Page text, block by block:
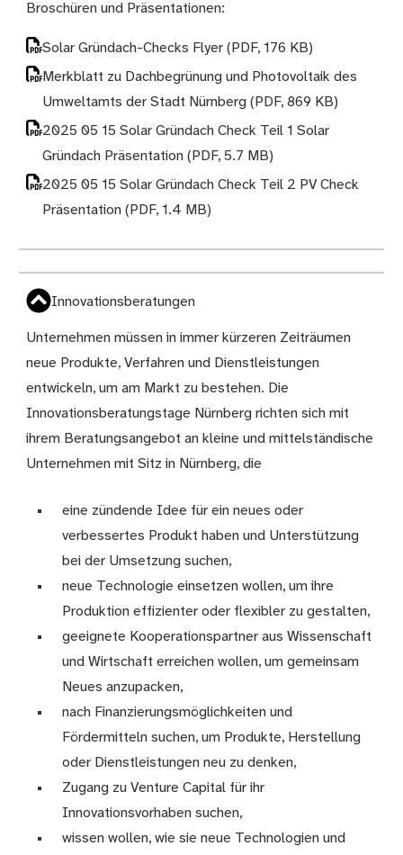
Broschüren und Präsentationen:
Solar Gründach-Checks Flyer(PDF, 176 KB)
Merkblatt zu Dachbegrünung und Photovoltaik des
Umweltamts der Stadt Nürnberg(PDF, 869 KB)
2025 05 15 Solar Gründach Check Teil 1 Solar
Gründach Präsentation(PDF, 5.7 MB)
2025 05 15 Solar Gründach Check Teil 2 PV Check
Präsentation(PDF, 1.4 MB)
Innovationsberatungen
Unternehmen müssen in immer kürzeren Zeiträumen
neue Produkte, Verfahren und Dienstleistungen
entwickeln, um am Markt zu bestehen. Die
Innovationsberatungstage Nürnberg richten sich mit
ihrem Beratungsangebot an kleine und mittelständische
Unternehmen mit Sitz in Nürnberg, die
eine zündende Idee für ein neues oder
verbessertes Produkt haben und Unterstützung
bei der Umsetzung suchen,
neue Technologie einsetzen wollen, um ihre
Produktion effizienter oder flexibler zu gestalten,
geeignete Kooperationspartner aus Wissenschaft
und Wirtschaft erreichen wollen, um gemeinsam
Neues anzupacken,
nach Finanzierungsmöglichkeiten und
Fördermitteln suchen, um Produkte, Herstellung
oder Dienstleistungen neu zu denken,
Zugang zu Venture Capital für ihr
Innovationsvorhaben suchen,
wissen wollen, wie sie neue Technologien und